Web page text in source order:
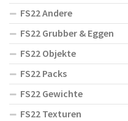
FS22 Andere
FS22 Grubber & Eggen
FS22 Objekte
FS22 Packs
FS22 Gewichte
FS22 Texturen